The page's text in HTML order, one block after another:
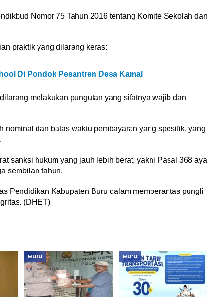
Nomor 75 Tahun 2016 tentang Komite Sekolah dan
praktik yang dilarang keras:
Di Pondok Pesantren Desa Kamal
melakukan pungutan yang sifatnya wajib dan
nominal dan batas waktu pembayaran yang spesifik, yang
sanksi hukum yang jauh lebih berat, yakni Pasal 368
sembilan tahun.
Pendidikan Kabupaten Buru dalam memberantas pungli
(DHET)
Buru Buru